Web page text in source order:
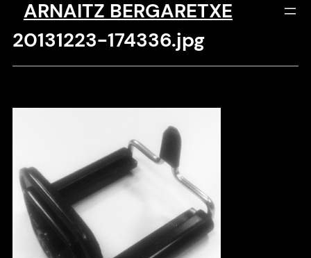
Saltar
contenido
ARNAITZ BERGARETXE
20131223-174336.jpg